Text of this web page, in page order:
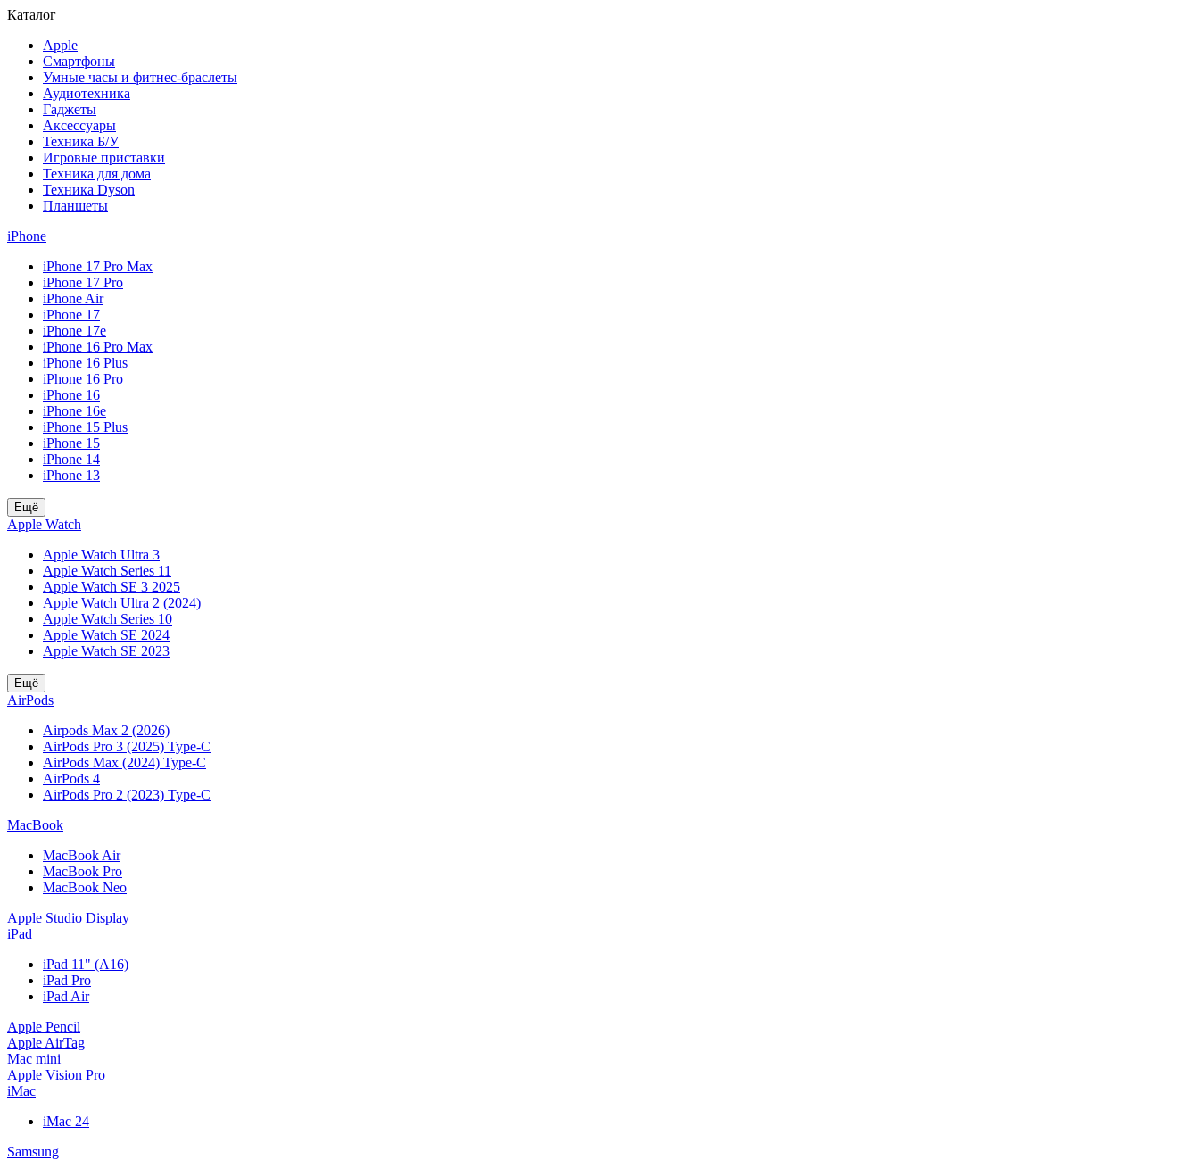
Каталог
Apple
Смартфоны
Умные часы и фитнес-браслеты
Аудиотехника
Гаджеты
Аксессуары
Техника Б/У
Игровые приставки
Техника для дома
Техника Dyson
Планшеты
iPhone
iPhone 17 Pro Max
iPhone 17 Pro
iPhone Air
iPhone 17
iPhone 17e
iPhone 16 Pro Max
iPhone 16 Plus
iPhone 16 Pro
iPhone 16
iPhone 16e
iPhone 15 Plus
iPhone 15
iPhone 14
iPhone 13
Ещё
Apple Watch
Apple Watch Ultra 3
Apple Watch Series 11
Apple Watch SE 3 2025
Apple Watch Ultra 2 (2024)
Apple Watch Series 10
Apple Watch SE 2024
Apple Watch SE 2023
Ещё
AirPods
Airpods Max 2 (2026)
AirPods Pro 3 (2025) Type-C
AirPods Max (2024) Type-C
AirPods 4
AirPods Pro 2 (2023) Type-C
MacBook
MacBook Air
MacBook Pro
MacBook Neo
Apple Studio Display
iPad
iPad 11" (A16)
iPad Pro
iPad Air
Apple Pencil
Apple AirTag
Mac mini
Apple Vision Pro
iMac
iMac 24
Samsung